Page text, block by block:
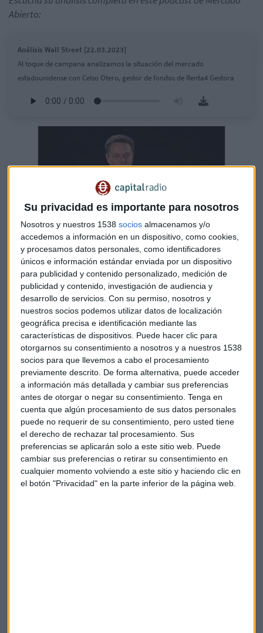
Su privacidad es importante para nosotros
Nosotros y nuestros 1538 socios almacenamos y/o
accedemos a información en un dispositivo, como cookies,
y procesamos datos personales, como identificadores
únicos e información estándar enviada por un dispositivo
para publicidad y contenido personalizado, medición de
publicidad y contenido, investigación de audiencia y
desarrollo de servicios. Con su permiso, nosotros y
nuestros socios podemos utilizar datos de localización
geográfica precisa e identificación mediante las
características de dispositivos. Puede hacer clic para
otorgarnos su consentimiento a nosotros y a nuestros 1538
socios para que llevemos a cabo el procesamiento
previamente descrito. De forma alternativa, puede acceder
a información más detallada y cambiar sus preferencias
antes de otorgar o negar su consentimiento. Tenga en
cuenta que algún procesamiento de sus datos personales
puede no requerir de su consentimiento, pero usted tiene
el derecho de rechazar tal procesamiento. Sus
preferencias se aplicarán solo a este sitio web. Puede
cambiar sus preferencias o retirar su consentimiento en
cualquier momento volviendo a este sitio y haciendo clic en
el botón "Privacidad" en la parte inferior de la página web.
Abierto:
Análisis Wall Street [22.03.2023]
Al toque de campana analizamos la situación del mercado
estadounidense con Celso Otero, gestor de fondos de Renta4 Gestora
Lo de Elon Musk es algo "nunca visto" por
cómo "manipula" el mercado
Al toque de campana analizamos la situación del
mercado estadounidense con Rafael Ojeda, analista
y gestor de fondos de Fortage Fund
Capital Radio / / 2022-05-13
JP Morgan dice que los bonos del Tesoro se enfrentan a la
peor crisis de liquidez desde 2020 con un impacto en precios
que todavía, dicen, es menor.
La incertidumbre en la trayectoria por la subida de tipos que
va a llevar a cabo la FED estaría impulsado lasoscilaciones
de los rendimientos en toda la curva
"Laactuación principal será la subida de 25pbs
veremos si se produce un descontado en la desaceleración
de los incrementos", asegura el analista con respecto de las
previsiones de subidas de tipos de interés por parte del